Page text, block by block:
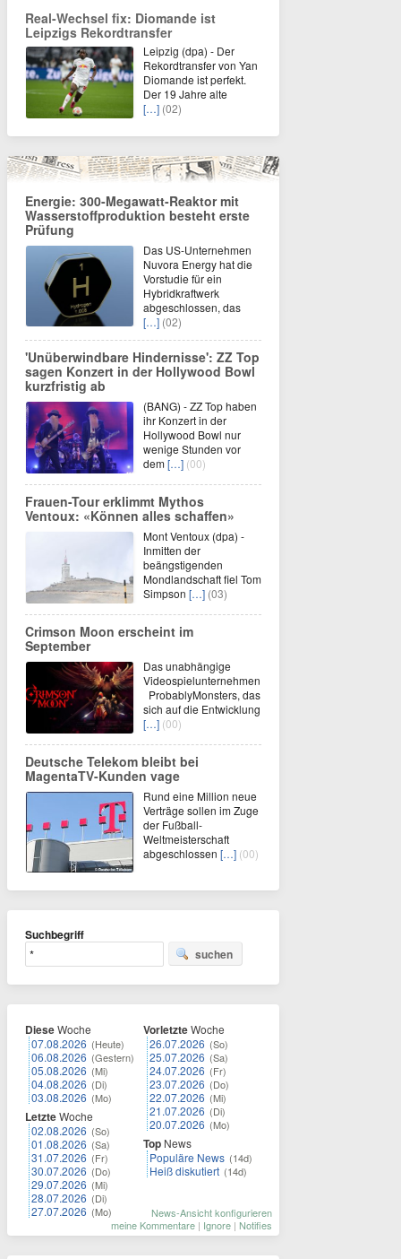
Real-Wechsel fix: Diomande ist
Leipzigs Rekordtransfer
Leipzig (dpa) - Der
Rekordtransfer von Yan
Diomande ist perfekt.
Der 19 Jahre alte
[…] (02)
Energie: 300-Megawatt-Reaktor mit
Wasserstoffproduktion besteht erste
Prüfung
Das US-Unternehmen
Nuvora Energy hat die
Vorstudie für ein
Hybridkraftwerk
abgeschlossen, das
[…] (02)
'Unüberwindbare Hindernisse': ZZ Top
sagen Konzert in der Hollywood Bowl
kurzfristig ab
(BANG) - ZZ Top haben
ihr Konzert in der
Hollywood Bowl nur
wenige Stunden vor
dem[…] (00)
Frauen-Tour erklimmt Mythos
Ventoux: «Können alles schaffen»
Mont Ventoux (dpa) -
Inmitten der
beängstigenden
Mondlandschaft fiel Tom
Simpson […] (03)
Crimson Moon erscheint im
September
Das unabhängige
Videospielunternehmen
ProbablyMonsters, das
sich auf die Entwicklung
[…] (00)
Deutsche Telekom bleibt bei
MagentaTV-Kunden vage
Rund eine Million neue
Verträge sollen im Zuge
der Fußball-
Weltmeisterschaft
abgeschlossen […] (00)
Suchbegriff
suchen
DieseWoche
07.08.2026 (Heute)
06.08.2026 (Gestern)
05.08.2026 (Mi)
04.08.2026 (Di)
03.08.2026 (Mo)
LetzteWoche
02.08.2026 (So)
01.08.2026 (Sa)
31.07.2026 (Fr)
30.07.2026 (Do)
29.07.2026 (Mi)
28.07.2026 (Di)
27.07.2026 (Mo)
VorletzteWoche
26.07.2026 (So)
25.07.2026 (Sa)
24.07.2026 (Fr)
23.07.2026 (Do)
22.07.2026 (Mi)
21.07.2026 (Di)
20.07.2026 (Mo)
Top News
Populäre News (14d)
Heiß diskutiert (14d)
News-Ansicht konfigurieren
meine Kommentare | Ignore | Notifies